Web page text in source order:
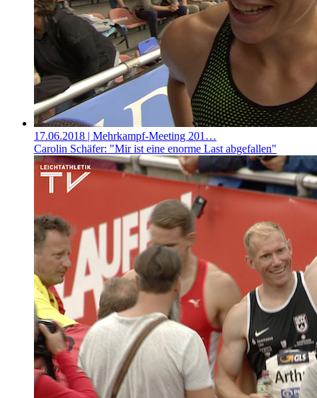
17.06.2018 | Mehrkampf-Meeting 201…
Carolin Schäfer: "Mir ist eine enorme Last abgefallen"